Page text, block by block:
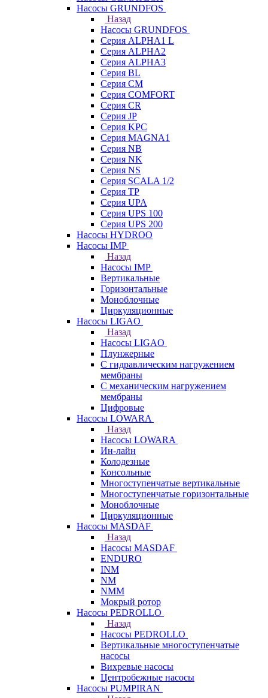
Насосы GRUNDFOS
Назад
Насосы GRUNDFOS
Серия ALPHA1 L
Серия ALPHA2
Серия ALPHA3
Серия BL
Серия CM
Серия COMFORT
Серия CR
Серия JP
Серия KPC
Серия MAGNA1
Серия NB
Серия NK
Серия NS
Серия SCALA 1/2
Серия TP
Серия UPA
Серия UPS 100
Серия UPS 200
Насосы HYDROO
Насосы IMP
Назад
Насосы IMP
Вертикальные
Горизонтальные
Моноблочные
Циркуляционные
Насосы LIGAO
Назад
Насосы LIGAO
Плунжерные
С гидравлическим нагружением
мембраны
С механическим нагружением
мембраны
Цифровые
Насосы LOWARA
Назад
Насосы LOWARA
Ин-лайн
Колодезные
Консольные
Многоступенчатые вертикальные
Многоступенчатые горизонтальные
Моноблочные
Циркуляционные
Насосы MASDAF
Назад
Насосы MASDAF
ENDURO
INM
NM
NMM
Мокрый ротор
Насосы PEDROLLO
Назад
Насосы PEDROLLO
Вертикальные многоступенчатые
насосы
Вихревые насосы
Центробежные насосы
Насосы PUMPIRAN